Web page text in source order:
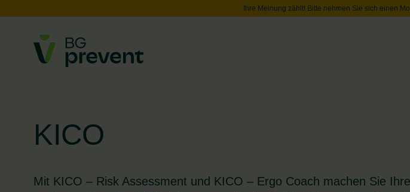
Ihre Meinung zählt! Bitte nehmen Sie sich einen
KICO
Mit KICO – Risk Assessment und KICO – Ergo Coach machen Sie